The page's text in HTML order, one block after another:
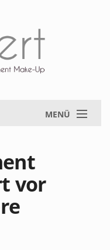
MENÜ
vor